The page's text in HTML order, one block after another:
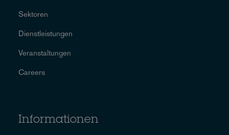
Sektoren
Dienstleistungen
Veranstaltungen
Careers
Informationen